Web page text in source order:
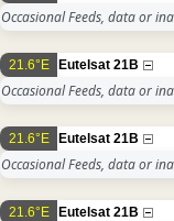
Occasional Feeds, data or
21.6°E Eutelsat 21B
Occasional Feeds, data or
21.6°E Eutelsat 21B
Occasional Feeds, data or
21.6°E Eutelsat 21B